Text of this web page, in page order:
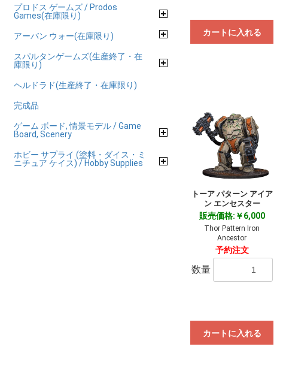
プロドス ゲームズ / Prodos
Games(在庫限り)
アーバン ウォー(在庫限り)
スパルタンゲームズ(生産終了・在
庫限り)
ヘルドラド(生産終了・在庫限り)
完成品
ゲーム ボード, 情景モデル / Game
Board, Scenery
ホビー サプライ (塗料・ダイス・ミ
ニチュア ケイス) / Hobby Supplies
カートに入れる
トーア パターン アイア
ン エンセスター
販売価格:￥6,000
Thor Pattern Iron
Ancestor
予約注文
数量
カートに入れる